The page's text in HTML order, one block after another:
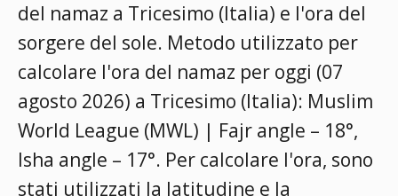
del namaz a Tricesimo (Italia) e l'ora del
sorgere del sole. Metodo utilizzato per
calcolare l'ora del namaz per oggi (07
agosto 2026) a Tricesimo (Italia): Muslim
World League (MWL) | Fajr angle – 18°,
Isha angle – 17°. Per calcolare l'ora, sono
stati utilizzati la latitudine e la